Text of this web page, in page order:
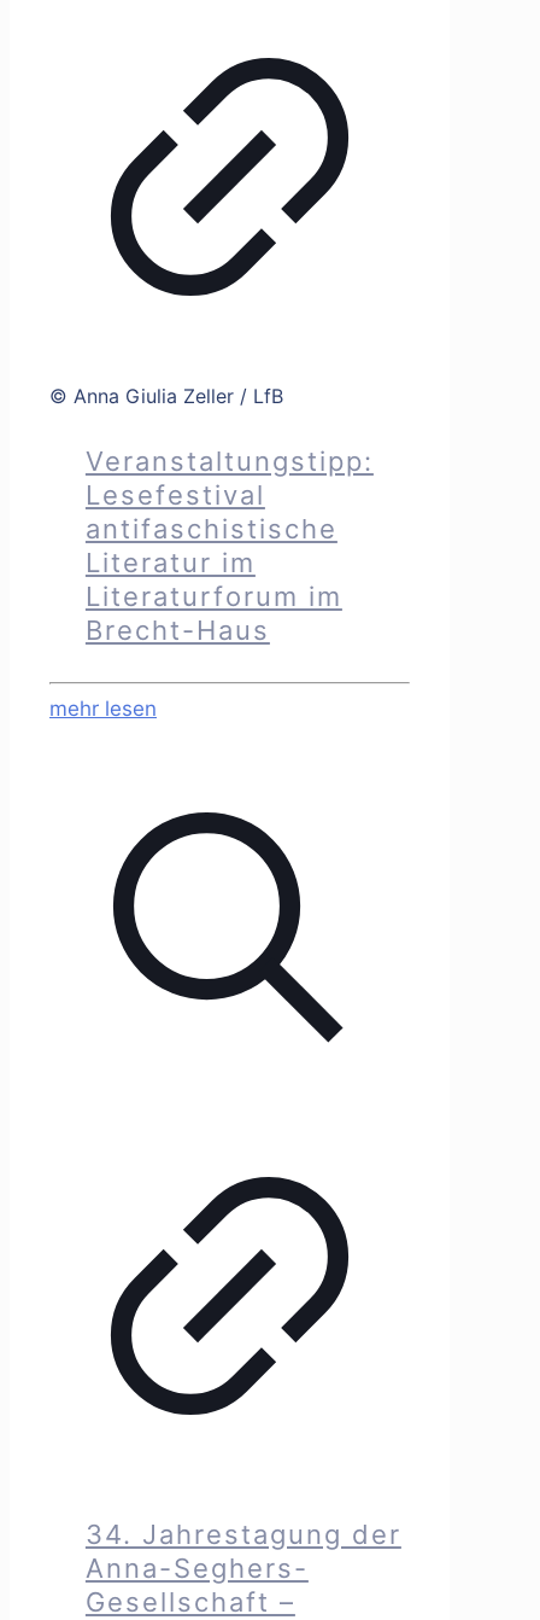
© Anna Giulia Zeller / LfB
Veranstaltungstipp:
Lesefestival
antifaschistische
Literatur im
Literaturforum im
Brecht-Haus
mehr lesen
34. Jahrestagung der
Anna-Seghers-
Gesellschaft –